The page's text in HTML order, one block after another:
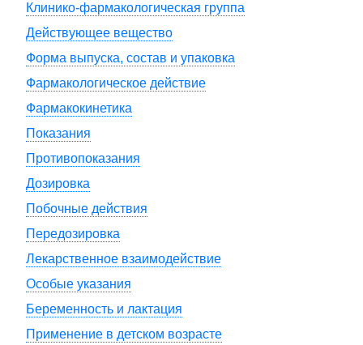
Клинико-фармакологическая группа
Действующее вещество
Форма выпуска, состав и упаковка
Фармакологическое действие
Фармакокинетика
Показания
Противопоказания
Дозировка
Побочные действия
Передозировка
Лекарственное взаимодействие
Особые указания
Беременность и лактация
Применение в детском возрасте